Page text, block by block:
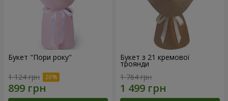
Букет "Пори року"
1 124 грн
Букет з 21 кремової
троянди
1 764 грн